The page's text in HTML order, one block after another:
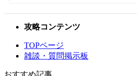
攻略コンテンツ
TOPページ
雑談・質問掲示板
おすすめ記事